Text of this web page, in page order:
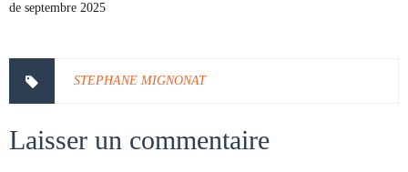
de septembre 2025
STEPHANE MIGNONAT
Laisser un commentaire